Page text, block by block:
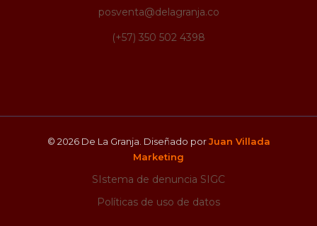
posventa@delagranja.co
(+57) 350 502 4398
© 2026 De La Granja. Diseñado porJuan Villada
Marketing
SIstema de denuncia SIGC
Políticas de uso de datos